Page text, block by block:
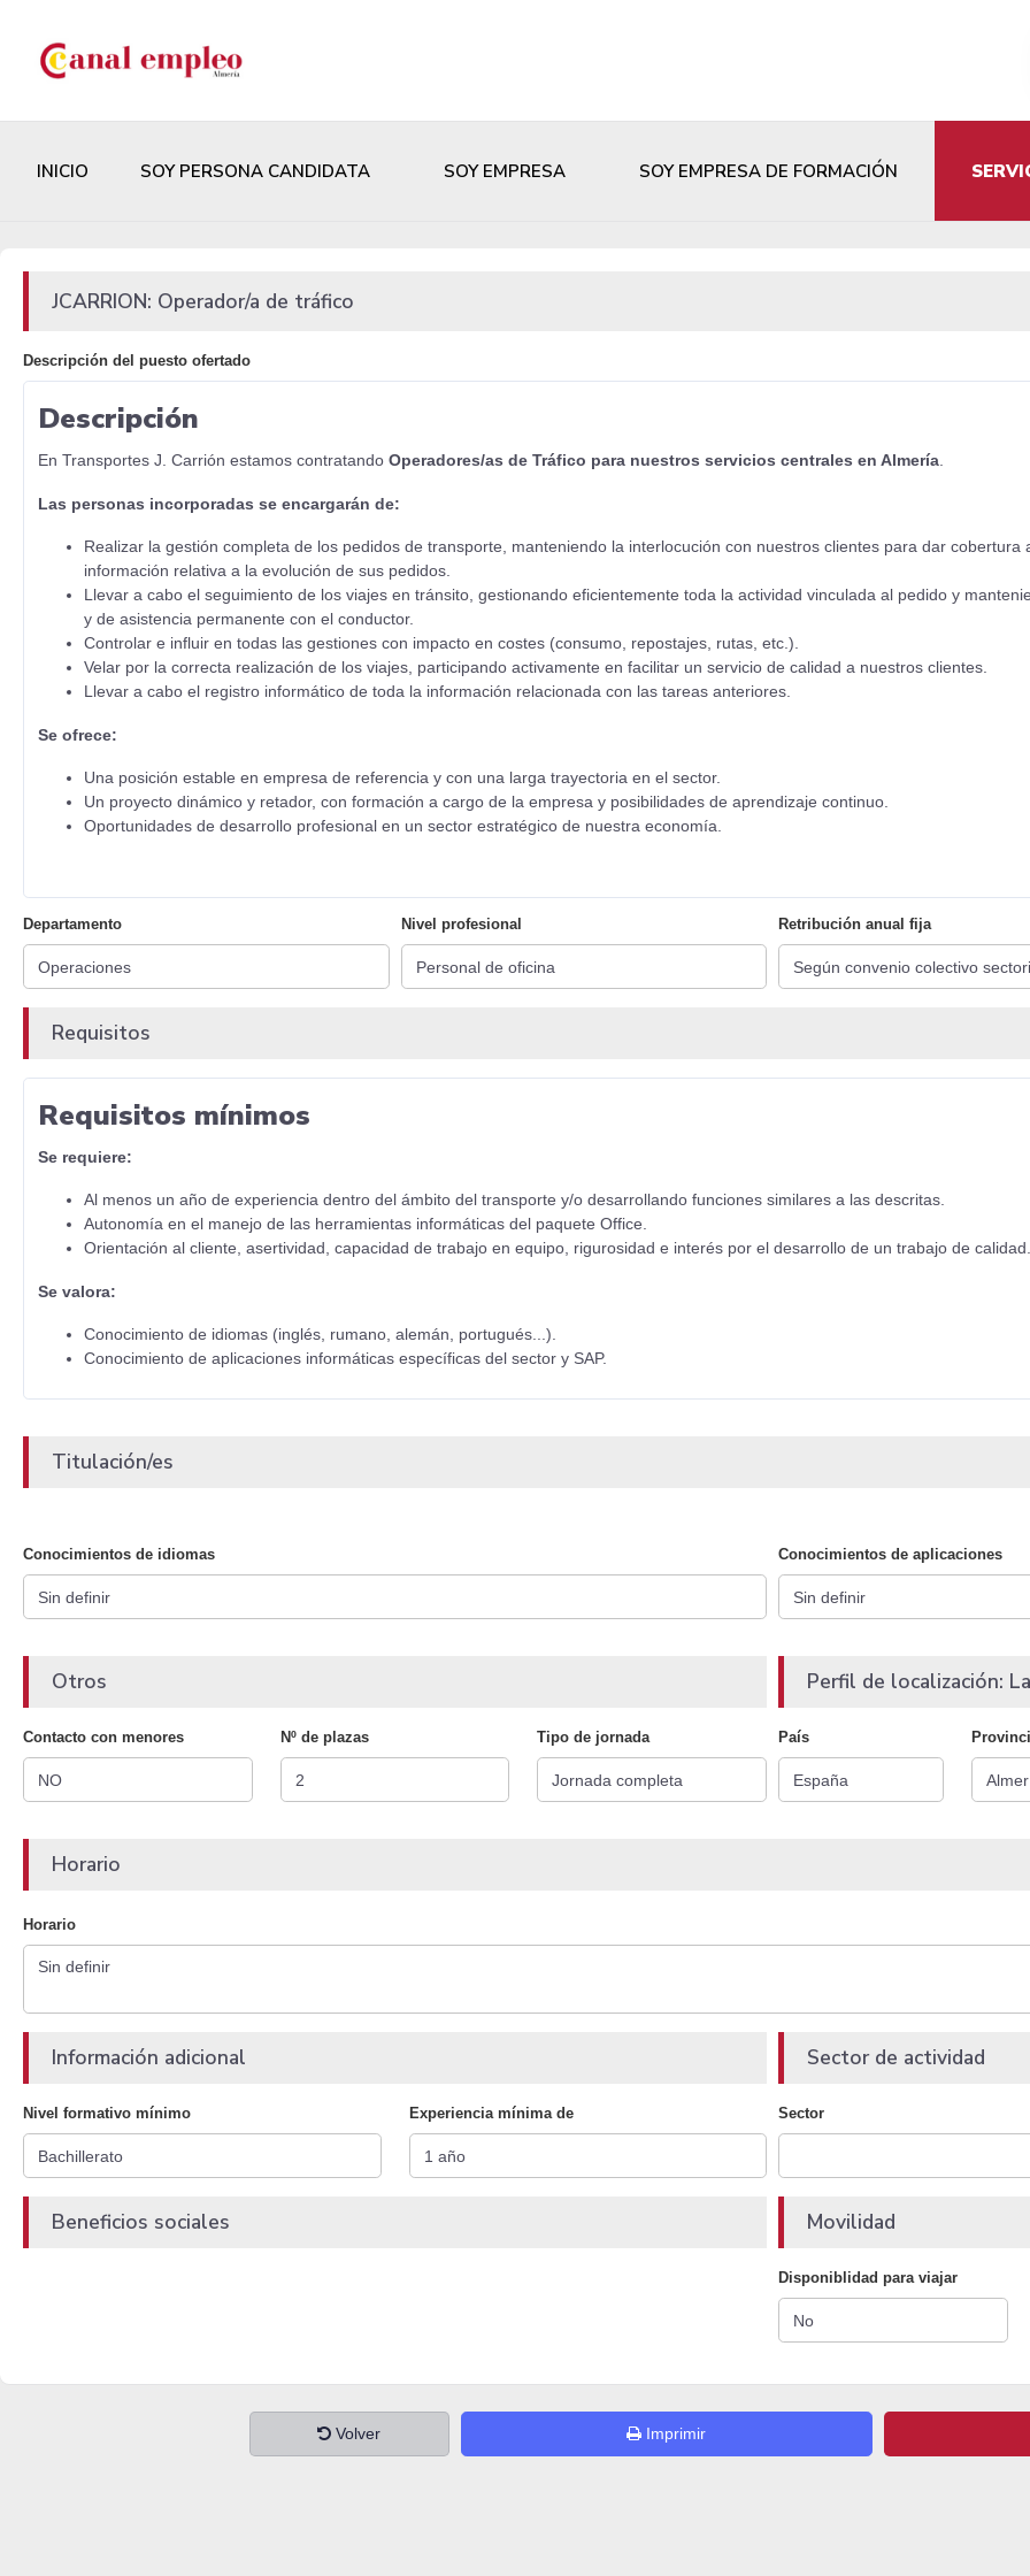
INICIO SOY PERSONA CANDIDATA SOY EMPRESA SOY EMPRESA DE FORMACIÓN
JCARRION: Operador/a de tráfico
Descripción del puesto ofertado
Descripción
En Transportes J. Carrión estamos contratando Operadores/as de Tráfico para nuestros servicios centrales en Almería.
Las personas incorporadas se encargarán de:
Realizar la gestión completa de los pedidos de transporte, manteniendo la interlocución con nuestros clientes para dar cobertura
información relativa a la evolución de sus pedidos.
Llevar a cabo el seguimiento de los viajes en tránsito, gestionando eficientemente toda la actividad vinculada al pedido y
y de asistencia permanente con el conductor.
Controlar e influir en todas las gestiones con impacto en costes (consumo, repostajes, rutas, etc.).
Velar por la correcta realización de los viajes, participando activamente en facilitar un servicio de calidad a nuestros clientes.
Llevar a cabo el registro informático de toda la información relacionada con las tareas anteriores.
Se ofrece:
Una posición estable en empresa de referencia y con una larga trayectoria en el sector.
Un proyecto dinámico y retador, con formación a cargo de la empresa y posibilidades de aprendizaje continuo.
Oportunidades de desarrollo profesional en un sector estratégico de nuestra economía.
Departamento Nivel profesional Retribución anual fija
Requisitos
Requisitos mínimos
Se requiere:
Al menos un año de experiencia dentro del ámbito del transporte y/o desarrollando funciones similares a las descritas.
Autonomía en el manejo de las herramientas informáticas del paquete Office.
Orientación al cliente, asertividad, capacidad de trabajo en equipo, rigurosidad e interés por el desarrollo de un trabajo de calidad.
Se valora:
Conocimiento de idiomas (inglés, rumano, alemán, portugués...).
Conocimiento de aplicaciones informáticas específicas del sector y SAP.
Titulación/es
Conocimientos de idiomas Conocimientos de aplicaciones
Otros
Contacto con menores Nº de plazas Tipo de jornada
Perfil de localización:
País
Horario
Horario
Información adicional
Nivel formativo mínimo Experiencia mínima de
Sector de actividad
Sector
Beneficios sociales Movilidad
Disponiblidad para viajar
Volver Imprimir